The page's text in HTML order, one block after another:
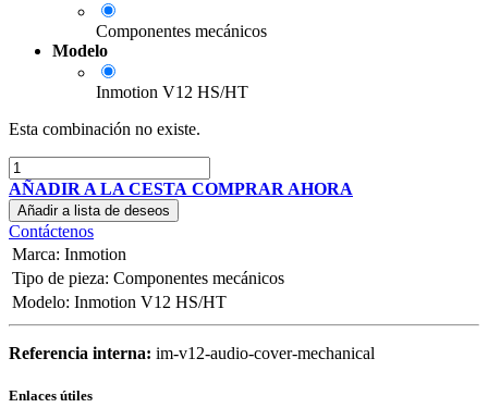
Componentes mecánicos
Modelo
Inmotion V12 HS/HT
Esta combinación no existe.
AÑADIR A LA CESTA COMPRAR AHORA
Añadir a lista de deseos
Contáctenos
Marca: Inmotion
Tipo de pieza: Componentes mecánicos
Modelo: Inmotion V12 HS/HT
Referencia interna: im-v12-audio-cover-mechanical
Enlaces útiles